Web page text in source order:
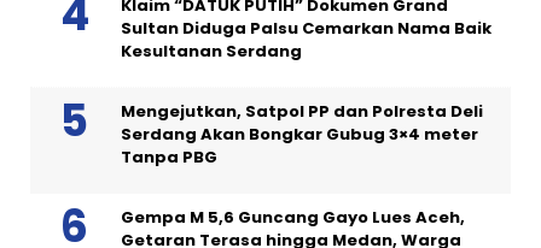
Klaim “DATUK PUTIH” Dokumen Grand
Sultan Diduga Palsu Cemarkan Nama Baik
Kesultanan Serdang
Mengejutkan, Satpol PP dan Polresta Deli
Serdang Akan Bongkar Gubug 3×4 meter
Tanpa PBG
Gempa M 5,6 Guncang Gayo Lues Aceh,
Getaran Terasa hingga Medan, Warga